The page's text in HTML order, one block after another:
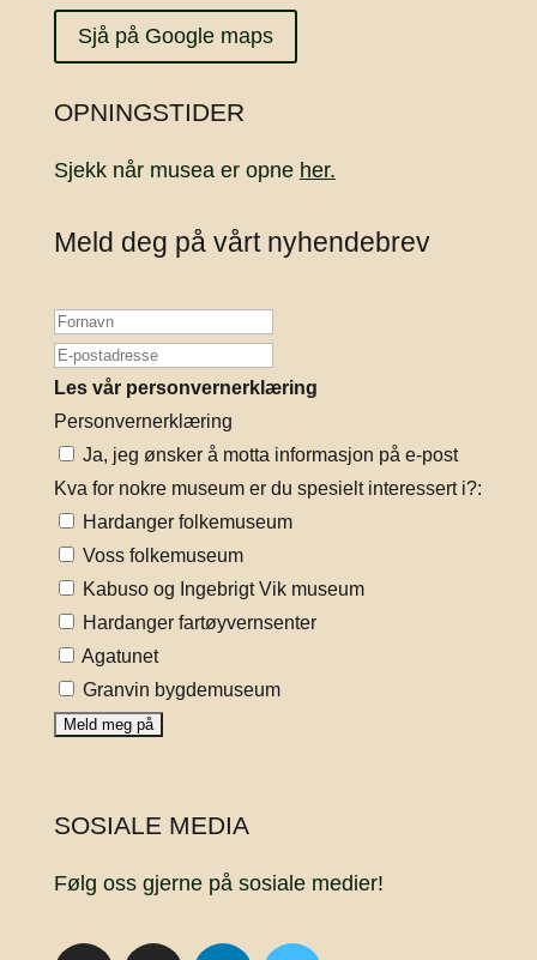
Sjå på Google maps
OPNINGSTIDER
Sjekk når musea er opne her.
Meld deg på vårt nyhendebrev
Les vår personvernerklæring
Personvernerklæring
Ja, jeg ønsker å motta informasjon på e-post
Kva for nokre museum er du spesielt interessert i?:
Hardanger folkemuseum
Voss folkemuseum
Kabuso og Ingebrigt Vik museum
Hardanger fartøyvernsenter
Agatunet
Granvin bygdemuseum
SOSIALE MEDIA
Følg oss gjerne på sosiale medier!